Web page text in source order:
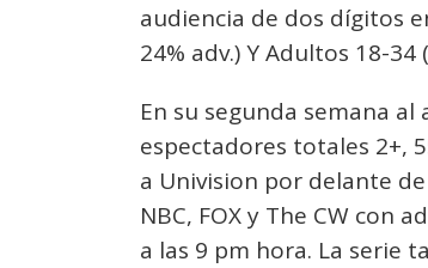
audiencia de dos dígitos
24% adv.) Y Adultos 18-34
En su segunda semana
espectadores totales 2+,
a Univision por delante
NBC, FOX y The CW con
a las 9 pm hora. La serie